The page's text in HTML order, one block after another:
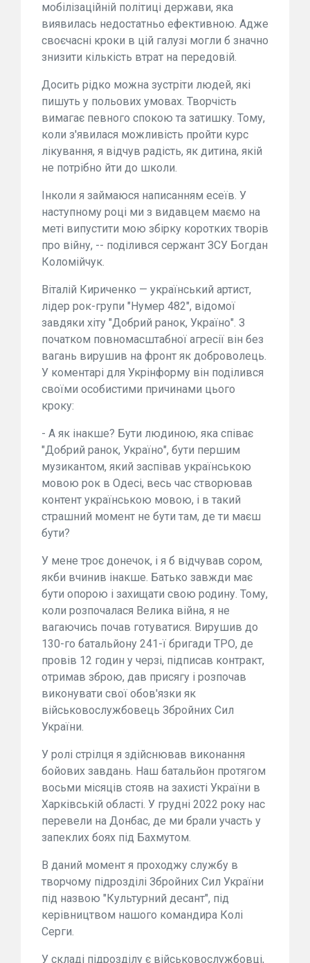
мобілізаційній політиці держави, яка
виявилась недостатньо ефективною. Адже
своєчасні кроки в цій галузі могли б значно
знизити кількість втрат на передовій.
Досить рідко можна зустріти людей, які
пишуть у польових умовах. Творчість
вимагає певного спокою та затишку. Тому,
коли з'явилася можливість пройти курс
лікування, я відчув радість, як дитина, якій
не потрібно йти до школи.
Інколи я займаюся написанням есеїв. У
наступному році ми з видавцем маємо на
меті випустити мою збірку коротких творів
про війну, -- поділився сержант ЗСУ Богдан
Коломійчук.
Віталій Кириченко — український артист,
лідер рок-групи "Нумер 482", відомої
завдяки хіту "Добрий ранок, Україно". З
початком повномасштабної агресії він без
вагань вирушив на фронт як доброволець.
У коментарі для Укрінформу він поділився
своїми особистими причинами цього
кроку:
- А як інакше? Бути людиною, яка співає
"Добрий ранок, Україно", бути першим
музикантом, який заспівав українською
мовою рок в Одесі, весь час створював
контент українською мовою, і в такий
страшний момент не бути там, де ти маєш
бути?
У мене троє донечок, і я б відчував сором,
якби вчинив інакше. Батько завжди має
бути опорою і захищати свою родину. Тому,
коли розпочалася Велика війна, я не
вагаючись почав готуватися. Вирушив до
130-го батальйону 241-ї бригади ТРО, де
провів 12 годин у черзі, підписав контракт,
отримав зброю, дав присягу і розпочав
виконувати свої обов'язки як
військовослужбовець Збройних Сил
України.
У ролі стрілця я здійснював виконання
бойових завдань. Наш батальйон протягом
восьми місяців стояв на захисті України в
Харківській області. У грудні 2022 року нас
перевели на Донбас, де ми брали участь у
запеклих боях під Бахмутом.
В даний момент я проходжу службу в
творчому підрозділі Збройних Сил України
під назвою "Культурний десант", під
керівництвом нашого командира Колі
Серги.
У складі підрозділу є військовослужбовці,